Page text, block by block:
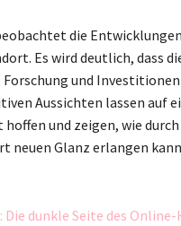
die
Es wird deutlich, dass
und
Aussichten lassen auf
und zeigen, wie
neuen Glanz erlangen
Die dunkle Seite des